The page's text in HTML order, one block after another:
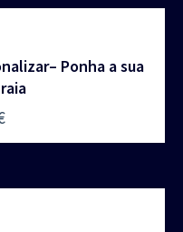
Ponha a sua